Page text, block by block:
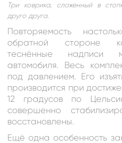
Три коврика, сложенный в
друго друга.
Повторяемость
обратной стороне
теснённые
автомобиля. Весь
под давлением. Его
производится при
12 градусов по
совершенно
восстановлены.
Ещё одна особенность